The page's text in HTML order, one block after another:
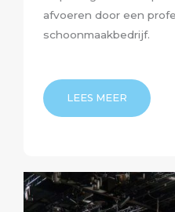
afvoeren door een
schoonmaakbedrijf.
LEES MEER